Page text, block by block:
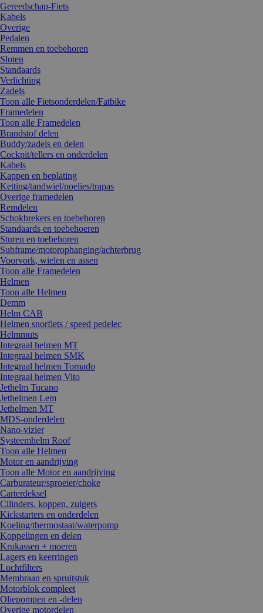
Gereedschap-Fiets
Kabels
Overige
Pedalen
Remmen en toebehoren
Sloten
Standaards
Verlichting
Zadels
Toon alle Fietsonderdelen/Fatbike
Framedelen
Toon alle Framedelen
Brandstof delen
Buddy/zadels en delen
Cockpit/tellers en onderdelen
Kabels
Kappen en beplating
Ketting/tandwiel/poelies/trapas
Overige framedelen
Remdelen
Schokbrekers en toebehoren
Standaards en toebehoeren
Sturen en toebehoren
Subframe/motorophanging/achterbrug
Voorvork, wielen en assen
Toon alle Framedelen
Helmen
Toon alle Helmen
Demm
Helm CAB
Helmen snorfiets / speed pedelec
Helmmuts
Integraal helmen MT
Integraal helmen SMK
Integraal helmen Tornado
Integraal helmen Vito
Jethelm Tucano
Jethelmen Lem
Jethelmen MT
MDS-onderdelen
Nano-vizier
Systeemhelm Roof
Toon alle Helmen
Motor en aandrijving
Toon alle Motor en aandrijving
Carburateur/sproeier/choke
Carterdeksel
Cilinders, koppen, zuigers
Kickstarters en onderdelen
Koeling/thermostaat/waterpomp
Koppelingen en delen
Krukassen + moeren
Lagers en keerringen
Luchtfilters
Membraan en spruitstuk
Motorblok compleet
Oliepompen en -delen
Overige motordelen